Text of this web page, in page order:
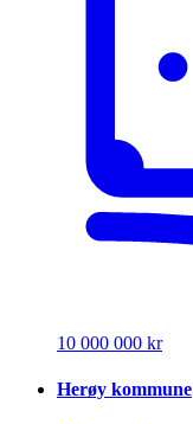
10 000 000 kr
Herøy kommune